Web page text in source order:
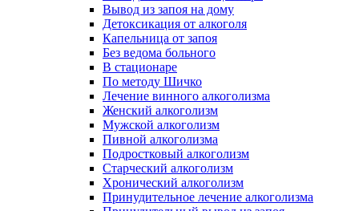
Вывод из запоя на дому
Детоксикация от алкоголя
Капельница от запоя
Без ведома больного
В стационаре
По методу Шичко
Лечение винного алкоголизма
Женский алкоголизм
Мужской алкоголизм
Пивной алкоголизма
Подростковый алкоголизм
Старческий алкоголизм
Хронический алкоголизм
Принудительное лечение алкоголизма